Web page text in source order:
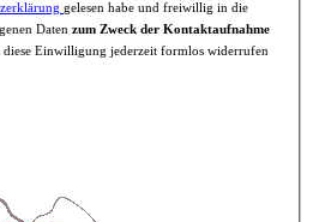
gelesen habe und freiwillig in die
Daten zum Zweck der Kontaktaufnahme
Einwilligung jederzeit formlos widerrufen